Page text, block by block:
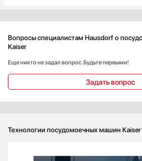
Вопросы специалистам Hausdorf о
Kaiser
Еще никто не задал вопрос. Будьте первыми!
Задать вопрос
Технологии посудомоечных машин Kaiser